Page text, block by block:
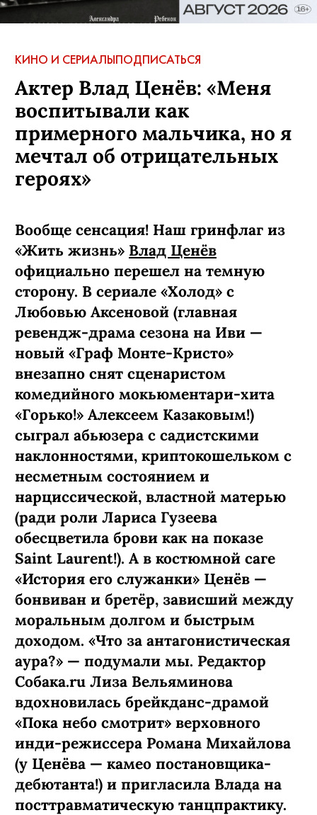
КИНО И СЕРИАЛЫПОДПИСАТЬСЯ
Актер Влад Ценёв: «Меня
воспитывали как
примерного мальчика, но я
мечтал об отрицательных
героях»
Вообще сенсация! Наш гринфлаг из
«Жить жизнь» Влад Ценёв
официально перешел на темную
сторону. В сериале «Холод» с
Любовью Аксеновой (главная
ревендж-­драма сезона на Иви —
новый «Граф Монте-­Кристо»
внезапно снят сценаристом
комедийного мокьюментари-хита
«Горько!» Алексеем Казаковым!)
сыграл абьюзера с садистскими
наклонностями, криптокошельком с
несметным состоянием и
нарциссической, властной матерью
(ради роли Лариса Гузеева
обесцветила брови как на показе
Saint Laurent!). А в костюмной саге
«История его служанки» Ценёв —
бонвиван и бретёр, зависший между
моральным долгом и быстрым
доходом. «Что за антагонистическая
аура?» — подумали мы. Редактор
Собака.ru Лиза Вельяминова
вдохновилась брейкданс-­драмой
«Пока небо смотрит» верховного
инди-режиссера Романа Михайлова
(у Ценёва — камео постановщика-
дебютанта!) и пригласила Влада на
посттравматическую танцпрактику.